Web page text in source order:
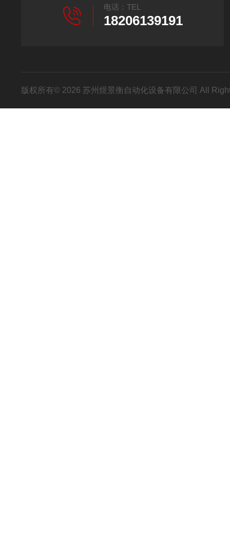
电话：TEL
18206139191
版权所有© 2026 苏州煜景衡自动化设备有限公司 All